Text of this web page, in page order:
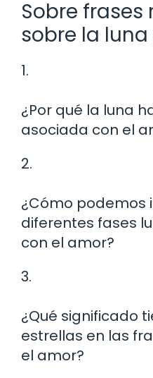
Sobre
sobre la
1.
¿Por qué la luna
asociada con el
2.
¿Cómo podemos
diferentes fases
con el amor?
3.
¿Qué significado
estrellas en las
el amor?